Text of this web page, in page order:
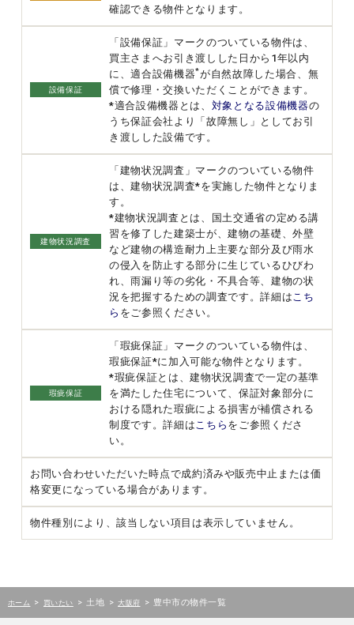
確認できる物件となります。
設備保証
「設備保証」マークのついている物件は、
買主さまへお引き渡しした日から1年以内
に、適合設備機器*が自然故障した場合、無
償で修理・交換いただくことができます。
*適合設備機器とは、 対象となる設備機器の
うち保証会社より「故障無し」としてお引
き渡しした設備です。
建物状況調査
「建物状況調査」マークのついている物件
は、建物状況調査*を実施した物件となりま
す。
*建物状況調査とは、国土交通省の定める講
習を修了した建築士が、建物の基礎、外壁
など建物の構造耐力上主要な部分及び雨水
の侵入を防止する部分に生じているひびわ
れ、雨漏り等の劣化・不具合等、建物の状
況を把握するための調査です。詳細は こち
ら をご参照ください。
瑕疵保証
「瑕疵保証」マークのついている物件は、
瑕疵保証*に加入可能な物件となります。
*瑕疵保証とは、建物状況調査で一定の基準
を満たした住宅について、保証対象部分に
おける隠れた瑕疵による損害が補償される
制度です。詳細は こちら をご参照くださ
い。
お問い合わせいただいた時点で成約済みや販売中止または価
格変更になっている場合があります。
物件種別により、該当しない項目は表示していません。
ホーム > 買いたい > 土地 > 大阪府 > 豊中市の物件一覧